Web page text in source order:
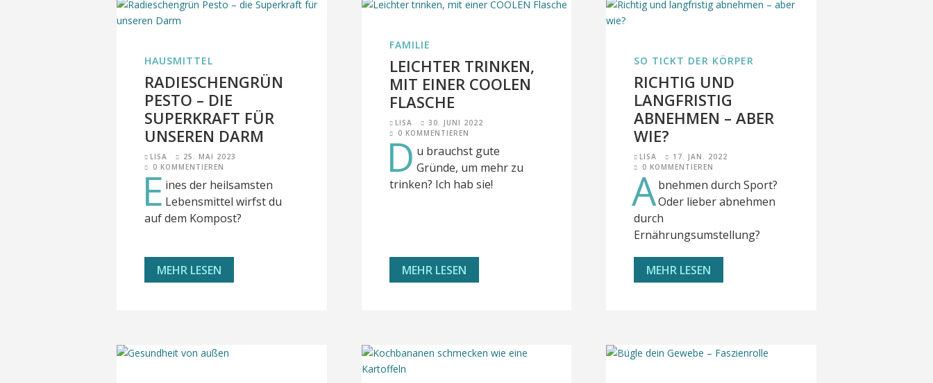
HAUSMITTEL
RADIESCHENGRÜN
PESTO – DIE
SUPERKRAFT FÜR
UNSEREN DARM
LISA
25. MAI 2023
0 KOMMENTIEREN
E ines der heilsamsten
Lebensmittel wirfst du
auf dem Kompost?
MEHR LESEN
FAMILIE
LEICHTER TRINKEN,
MIT EINER COOLEN
FLASCHE
LISA
30. JUNI 2022
0 KOMMENTIEREN
D u brauchst gute
Gründe, um mehr zu
trinken? Ich hab sie!
MEHR LESEN
SO TICKT DER KÖRPER
RICHTIG UND
LANGFRISTIG
ABNEHMEN – ABER
WIE?
LISA
17. JAN. 2022
0 KOMMENTIEREN
Abnehmen durch Sport?
Oder lieber abnehmen
durch
Ernährungsumstellung?
MEHR LESEN